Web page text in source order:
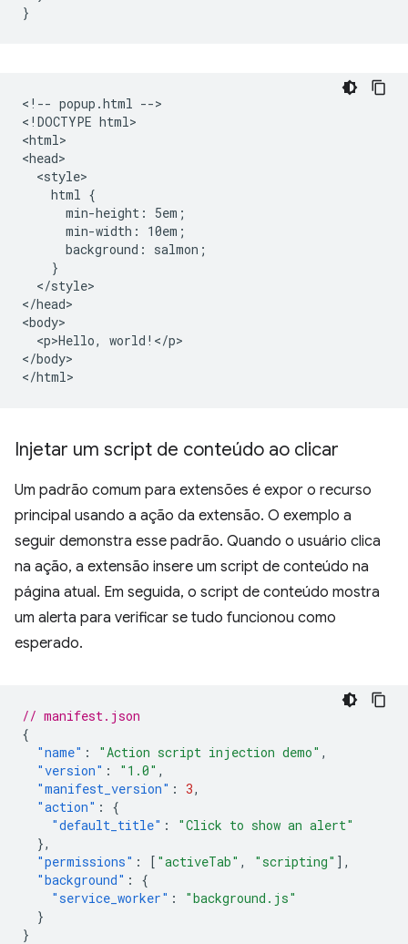
}
<!-- popup.html -->
<!DOCTYPE html>
<html>
<head>
  <style>
    html {
      min-height: 5em;
      min-width: 10em;
      background: salmon;
    }
  </style>
</head>
<body>
  <p>Hello, world!</p>
</body>
Injetar um script de conteúdo ao clicar
Um padrão comum para extensões é expor o recurso
principal usando a ação da extensão. O exemplo a
seguir demonstra esse padrão. Quando o usuário clica
na ação, a extensão insere um script de conteúdo na
página atual. Em seguida, o script de conteúdo mostra
um alerta para verificar se tudo funcionou como
esperado.
// manifest.json
{
"name" : "Action script injection demo" ,
"version" : "1.0" ,
"manifest_version" : 3,
"action" :
{
"default_title" :
"Click to show an alert"
},
"permissions" : [ "activeTab" , "scripting" ],
"background" :
{
"service_worker" :
"background.js"
}
}